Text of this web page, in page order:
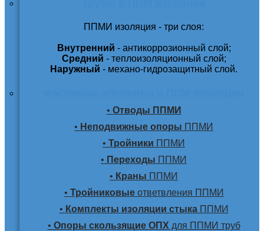
ППМИ изоляция - три слоя:
Внутренний - антикоррозионный слой;
Средний - теплоизоляционный слой;
Наружный - механо-гидрозащитный слой.
• Отводы ППМИ
• Неподвижные опоры ППМИ
• Тройники ППМИ
• Переходы ППМИ
• Краны ППМИ
• Тройниковыеответвления ППМИ
• Комплекты изоляции стыкаППМИ
• Опоры скользящие ОПХ для ППМИ труб